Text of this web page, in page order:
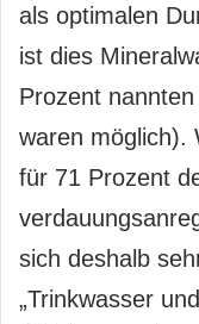
als optimalen
ist dies
Prozent
waren möglich).
für 71 Prozent
sich deshalb
„Trinkwasser